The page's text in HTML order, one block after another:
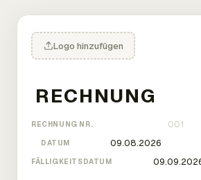
Logo hinzufügen
RECHNUNG NR.
DATUM
FÄLLIGKEITSDATUM